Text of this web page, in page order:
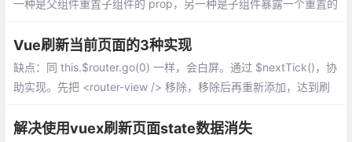
一种是父组件重置子组件的 prop，另一种是子组件暴露一个重置的
Vue刷新当前页面的3种实现
缺点：同 this.$router.go(0) 一样，会白屏。通过 $nextTick()，协
助实现。先把 <router-view /> 移除，移除后再重新添加，达到刷
解决使用vuex刷新页面state数据消失